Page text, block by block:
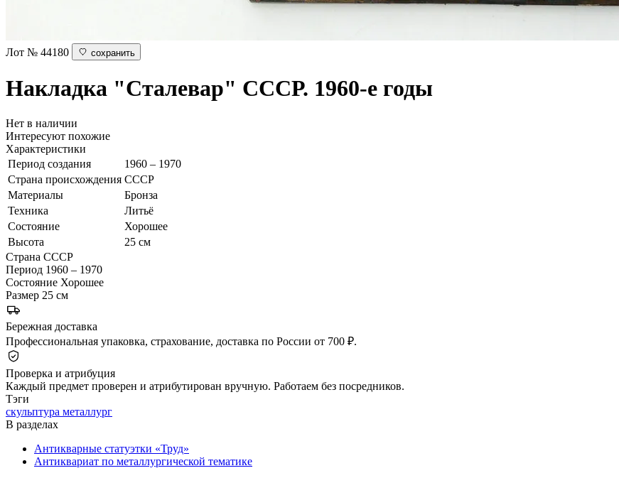
Лот № 44180 сохранить
Накладка "Сталевар" СССР. 1960-е годы
Нет в наличии
Интересуют похожие
Характеристики
Период создания
1960 – 1970
Страна происхождения СССР
Материалы
Бронза
Техника
Литьё
Состояние
Хорошее
Высота
25 см
Страна СССР
Период 1960 – 1970
Состояние Хорошее
Размер 25 см
Бережная доставка
Профессиональная упаковка, страхование, доставка по России от 700 ₽.
Проверка и атрибуция
Каждый предмет проверен и атрибутирован вручную. Работаем без посредников.
Тэги
скульптура металлург
В разделах
Антикварные статуэтки «Труд»
Антиквариат по металлургической тематике